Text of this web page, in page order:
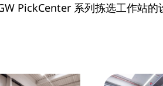
PickCenter 系列拣选工作站的